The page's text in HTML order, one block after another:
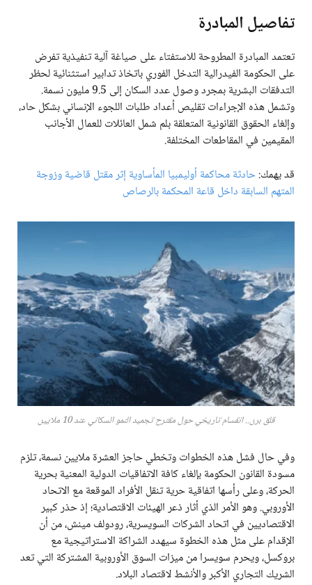
تفاصيل المبادرة
تعتمد المبادرة المطروحة للاستفتاء على صياغة آلية تنفيذية تفرض
على الحكومة الفيدرالية التدخل الفوري باتخاذ تدابير استثنائية لحظر
التدفقات البشرية بمجرد وصول عدد السكان إلى 9.5 مليون نسمة.
وتشمل هذه الإجراءات تقليص أعداد طلبات اللجوء الإنساني بشكل حاد،
وإلغاء الحقوق القانونية المتعلقة بلم شمل العائلات للعمال الأجانب
المقيمين في المقاطعات المختلفة.
قد يهمك:حادثة محاكمة أوليمبيا المأساوية إثر مقتل قاضية وزوجة
المتهم السابقة داخل قاعة المحكمة بالرصاص
قلق برن.. انقسام تاريخي حول مقترح تجميد النمو السكاني عند 10 ملايين
وفي حال فشل هذه الخطوات وتخطي حاجز العشرة ملايين نسمة، تلزم
مسودة القانون الحكومة بإلغاء كافة الاتفاقيات الدولية المعنية بحرية
الحركة، وعلى رأسها اتفاقية حرية تنقل الأفراد الموقعة مع الاتحاد
الأوروبي. وهو الأمر الذي أثار ذعر الهيئات الاقتصادية؛ إذ حذر كبير
الاقتصاديين في اتحاد الشركات السويسرية، رودولف مينش، من أن
الإقدام على مثل هذه الخطوة سيهدد الشراكة الاستراتيجية مع
بروكسل، ويحرم سويسرا من ميزات السوق الأوروبية المشتركة التي تعد
الشريك التجاري الأكبر والأنشط لاقتصاد البلاد.